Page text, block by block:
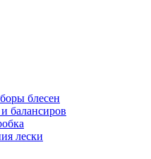
блесен
балансиров
лески